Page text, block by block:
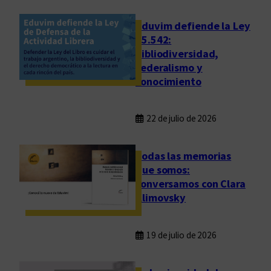
i
ó
n
q
u
l
o
Eduvim defiende la Ley
25.542:
bibliodiversidad,
federalismo y
conocimiento
22 de julio de 2026
Todas las memorias
que somos:
conversamos con Clara
Klimovsky
19 de julio de 2026